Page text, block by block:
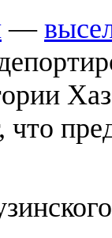
—
что